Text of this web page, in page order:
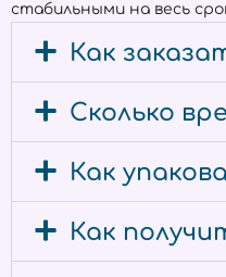
стабильными на весь
Как
Сколько
Как
Как